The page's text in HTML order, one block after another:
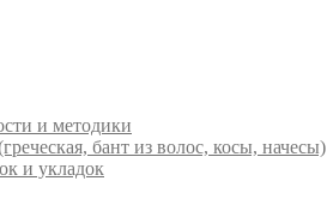
и методики
бант из волос, косы, начесы)
и укладок